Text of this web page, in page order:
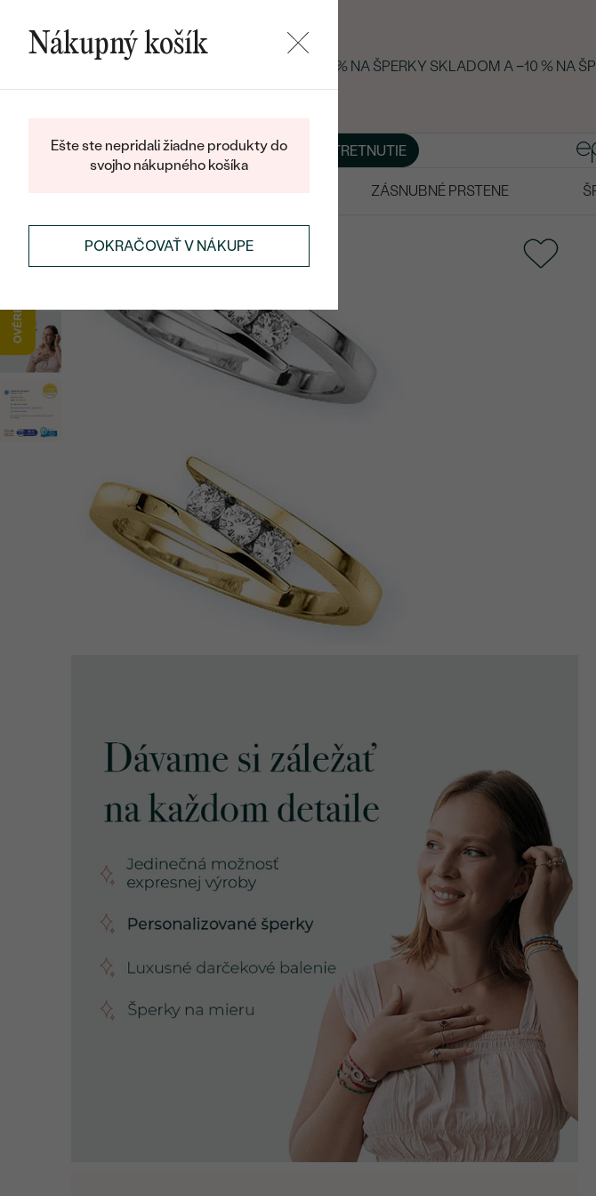
LETNÝ BLACK FRIDAY: −25 % NA ŠPERKY SKLADOM A −10 % NA
BLOGŠPERKY NA MIERU DOHODNÚŤ STRETNUTIE
ZÁSNUBNÉ PRSTENE
Nákupný košík
Ešte ste nepridali žiadne produkty do
svojho nákupného košíka
POKRAČOVAŤ V NÁKUPE